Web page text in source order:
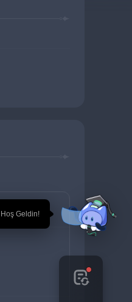
Hoş Geldin!